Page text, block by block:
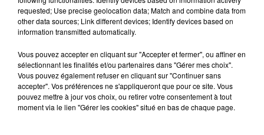
Musique
6 août 2026
Karol G dévoile la tracklist de son nouvel
album… avec des invités...
requested; Use precise geolocation data; Match and combine data from
other data sources; Link different devices; Identify devices based on
information transmitted automatically.
Vous pouvez accepter en cliquant sur "Accepter et fermer", ou affiner en
sélectionnant les finalités et/ou partenaires dans "Gérer mes choix".
Vous pouvez également refuser en cliquant sur "Continuer sans
accepter". Vos préférences ne s'appliqueront que pour ce site. Vous
pouvez mettre à jour vos choix, ou retirer votre consentement à tout
moment via le lien "Gérer les cookies" situé en bas de chaque page.